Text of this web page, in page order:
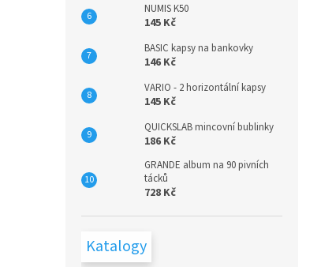
NUMIS K50
145 Kč
BASIC kapsy na bankovky
146 Kč
VARIO - 2 horizontální kapsy
145 Kč
QUICKSLAB mincovní bublinky
186 Kč
GRANDE album na 90 pivních
tácků
728 Kč
Katalogy